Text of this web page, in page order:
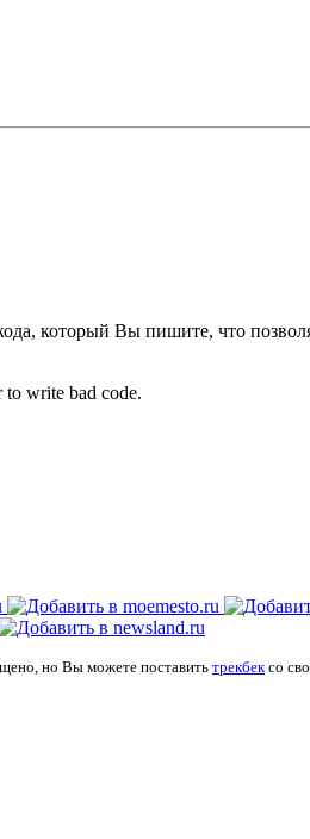
который Вы пишите, что
to write bad code.
но Вы можете поставить трекбексо